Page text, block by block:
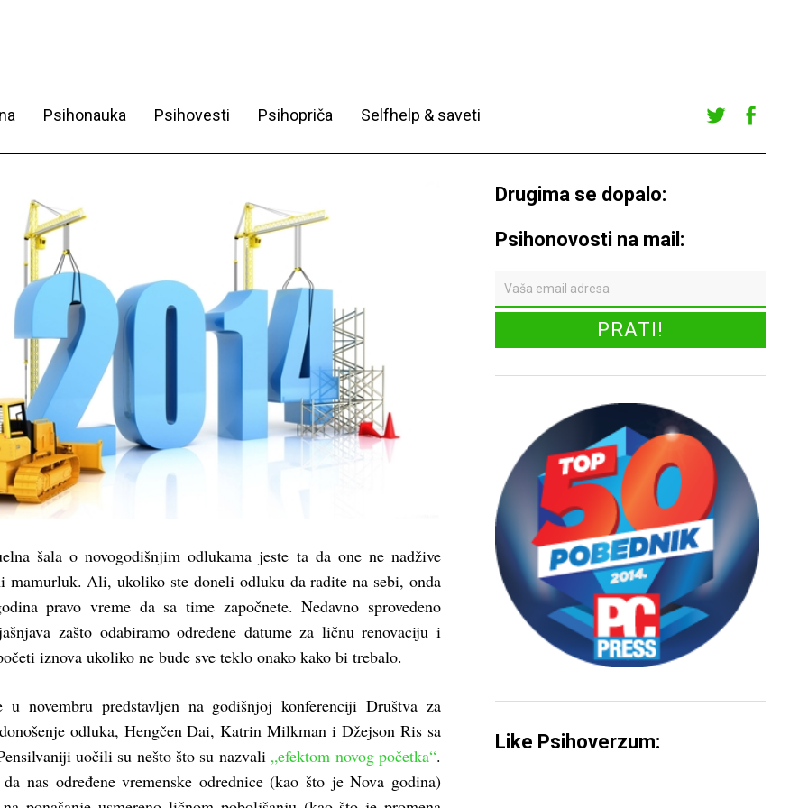
Psihonauka Psihovesti Psihopriča Selfhelp & saveti
r
ook
šala o novogodišnjim odlukama jeste ta da one ne nadžive
mamurluk. Ali, ukoliko ste doneli odluku da radite na sebi, onda
pravo vreme da sa time započnete. Nedavno sprovedeno
zašto odabiramo određene datume za ličnu renovaciju i
iznova ukoliko ne bude sve teklo onako kako bi trebalo.
novembru predstavljen na godišnjoj konferenciji Društva za
odluka, Hengčen Dai, Katrin Milkman i Džejson Ris sa
uočili su nešto što su nazvali „efektom novog početka“.
nas određene vremenske odrednice (kao što je Nova godina)
Drugima se dopalo:
Psihonovosti na mail:
Like Psihoverzum: